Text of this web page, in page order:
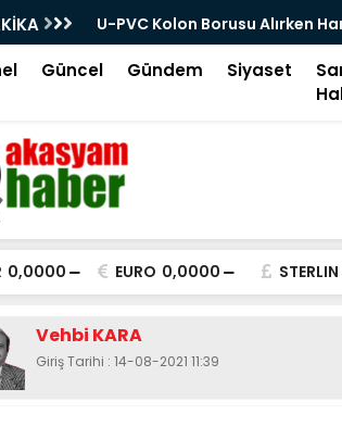
En Yakın Bulaşık Makinesi
Güncel Gündem Siyaset
0,0000 EURO 0,0000 STERLIN
Vehbi KARA
Giriş Tarihi : 14-08-2021 11:39